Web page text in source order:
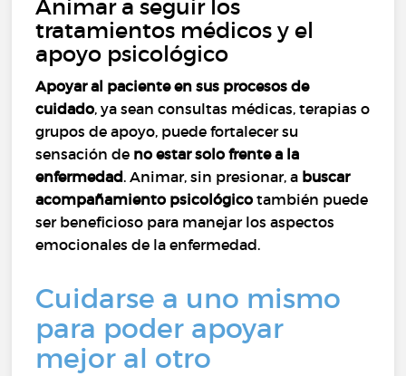
Animar a seguir los
tratamientos médicos y el
apoyo psicológico
Apoyar al paciente en sus procesos de
cuidado, ya sean consultas médicas, terapias o
grupos de apoyo, puede fortalecer su
sensación de no estar solo frente a la
enfermedad. Animar, sin presionar, a buscar
acompañamiento psicológicotambién puede
ser beneficioso para manejar los aspectos
emocionales de la enfermedad.
Cuidarse a uno mismo
para poder apoyar
mejor al otro